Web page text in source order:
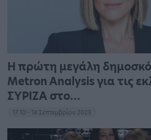
Η πρώτη μεγάλη
Metron Analysis για τις
ΣΥΡΙΖΑ στο…
17:10 - 14 Σεπτεμβρίου 2023